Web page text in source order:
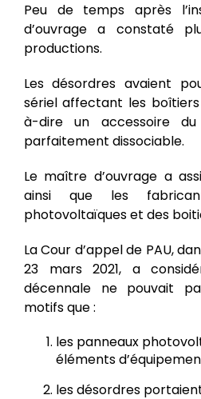
Peu de temps après
d’ouvrage a constaté
productions.
Les désordres avaient
sériel affectant les
à-dire un accessoire du
parfaitement dissociable.
Le maître d’ouvrage a
ainsi que les
photovoltaïques et des
La Cour d’appel de PAU,
23 mars 2021, a
décennale ne pouvait
motifs que :
les panneaux
éléments
les désordres